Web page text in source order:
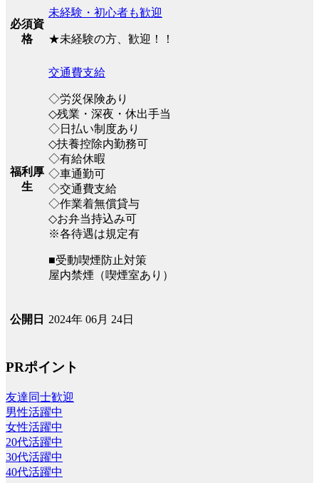
必須資
格
未経験・初心者も歓迎
★未経験の方、歓迎！！
福利厚
生
交通費支給
◇労災保険あり
◇残業・深夜・休出手当
◇日払い制度あり
◇扶養控除内勤務可
◇有給休暇
◇車通勤可
◇交通費支給
◇作業着無償貸与
◇お弁当持込み可
※各待遇は規定有
■受動喫煙防止対策
屋内禁煙（喫煙室あり）
公開日 2024年 06月 24日
PRポイント
友達同士歓迎
男性活躍中
女性活躍中
20代活躍中
30代活躍中
40代活躍中